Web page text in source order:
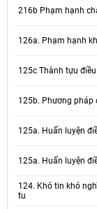
216b Phạm hạnh
126a. Phạm hạnh
125c Thành tựu
125b. Phương pháp
125a. Huấn luyện
125a. Huấn luyện
124. Khó tin khó
tu